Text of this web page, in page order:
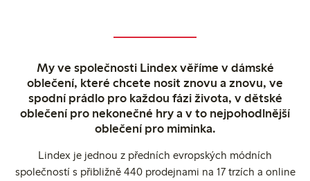
My ve společnosti Lindex věříme v dámské
oblečení, které chcete nosit znovu a znovu, ve
spodní prádlo pro každou fázi života, v dětské
oblečení pro nekonečné hry a v to nejpohodlnější
oblečení pro miminka.
Lindex je jednou z předních evropských módních
společností s přibližně 440 prodejnami na 17 trzích a online